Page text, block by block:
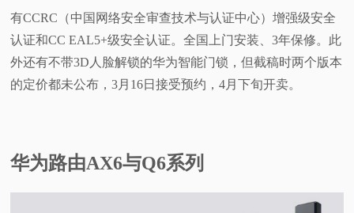
有CCRC（中国网络安全审查技术与认证中心）增强级安全
认证和CC EAL5+级安全认证。全国上门安装、3年保修。此
外还有不带3D人脸解锁的华为智能门锁，但截稿时两个版本
的定价都未公布，3月16日接受预约，4月下旬开卖。
华为路由AX6与Q6系列